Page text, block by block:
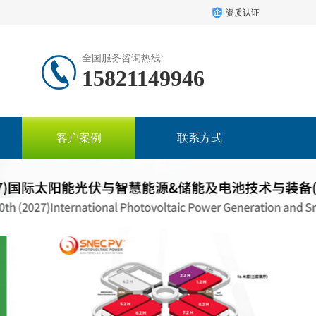
资质认证
全国服务咨询热线:
15821149946
客户案例 联系方式